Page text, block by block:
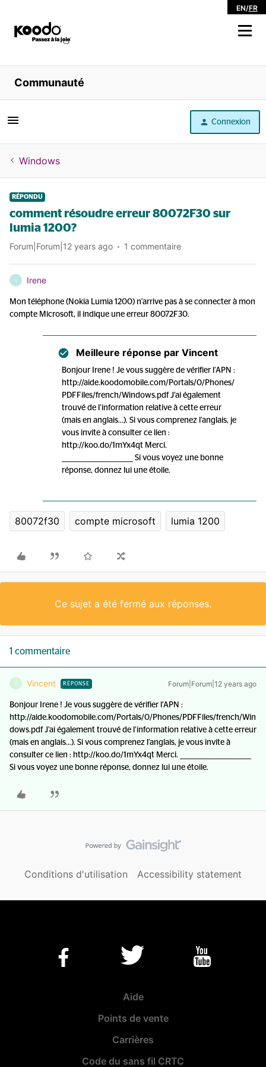
EN/FR
Magasiner
Libre service
Aide
Communauté
Connexion
Windows
RÉPONDU
comment résoudre erreur 80072F30 sur
lumia 1200?
Forum|Forum|12 years ago 1 commentaire
I Irene
Mon téléphone (Nokia Lumia 1200) n'arrive pas à se connecter à mon
compte Microsoft, il indique une erreur 80072F30.
Meilleure réponse par Vincent
Bonjour Irene ! Je vous suggère de vérifier l’APN :
http://aide.koodomobile.com/Portals/0/Phones/
PDFFiles/french/Windows.pdf J’ai également
trouvé de l’information relative à cette erreur
(mais en anglais…). Si vous comprenez l’anglais, je
vous invite à consulter ce lien :
http://koo.do/1mYx4qt Merci.
________________________ Si vous voyez une bonne
réponse, donnez lui une étoile.
80072f30 compte microsoft lumia 1200
Ce sujet a été fermé aux réponses.
1 commentaire
V Vincent RÉPONSE Forum|Forum|12 years ago
Bonjour Irene ! Je vous suggère de vérifier l’APN :
http://aide.koodomobile.com/Portals/0/Phones/PDFFiles/french/Win
dows.pdf J’ai également trouvé de l’information relative à cette erreur
(mais en anglais…). Si vous comprenez l’anglais, je vous invite à
consulter ce lien : http://koo.do/1mYx4qt Merci. ________________________
Si vous voyez une bonne réponse, donnez lui une étoile.
Conditions d'utilisation Accessibility statement
Aide
Points de vente
Carrières
Code du sans fil CRTC